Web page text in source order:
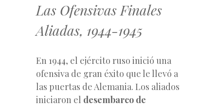
Las Ofensivas Finales
Aliadas, 1944-1945
En 1944, el ejército ruso inició una
ofensiva de gran éxito que le llevó a
las puertas de Alemania. Los aliados
iniciaron el desembarco de